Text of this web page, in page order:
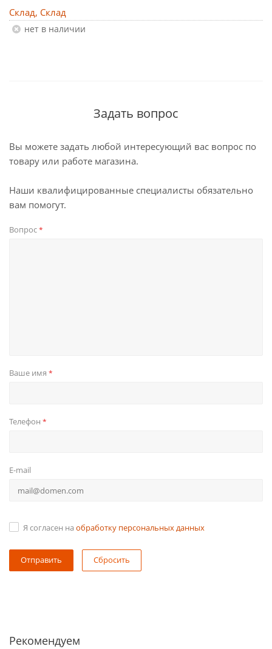
Склад, Склад
Нет в наличии
Задать вопрос
Вы можете задать любой интересующий вас вопрос по
товару или работе магазина.
Наши квалифицированные специалисты обязательно
вам помогут.
Вопрос*
Ваше имя *
Телефон *
E-mail
Я согласен на обработку персональных данных
Сбросить
Рекомендуем